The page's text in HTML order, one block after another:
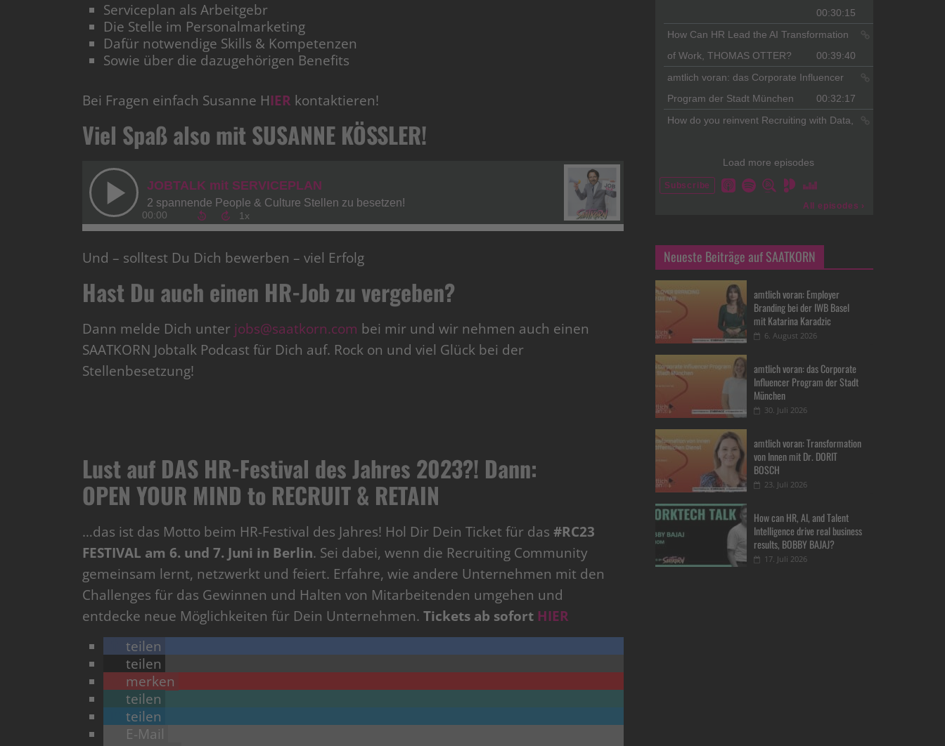
Serviceplan als Arbeitgebr
Die Stelle im Personalmarketing
Dafür notwendige Skills & Kompetenzen
Sowie über die dazugehörigen Benefits
Bei Fragen einfach Susanne HIER kontaktieren!
Viel Spaß also mit SUSANNE KÖSSLER!
Und – solltest Du Dich bewerben – viel Erfolg
Hast Du auch einen HR-Job zu vergeben?
Dann melde Dich unter jobs@saatkorn.com bei mir und wir nehmen auch einen
SAATKORN Jobtalk Podcast für Dich auf. Rock on und viel Glück bei der
Stellenbesetzung!
Lust auf DAS HR-Festival des Jahres 2023?! Dann:
OPEN YOUR MIND to RECRUIT & RETAIN
…das ist das Motto beim HR-Festival des Jahres! Hol Dir Dein Ticket für das #RC23
FESTIVAL am 6. und 7. Juni in Berlin. Sei dabei, wenn die Recruiting Community
gemeinsam lernt, netzwerkt und feiert. Erfahre, wie andere Unternehmen mit den
Challenges für das Gewinnen und Halten von Mitarbeitenden umgehen und
entdecke neue Möglichkeiten für Dein Unternehmen. Tickets ab sofort HIER
teilen
teilen
merken
teilen
teilen
E-Mail
Neueste Beiträge auf SAATKORN
amtlich voran: Employer
Branding bei der IWB Basel
mit Katarina Karadzic
6. August 2026
amtlich voran: das Corporate
Influencer Program der Stadt
München
30. Juli 2026
amtlich voran: Transformation
von Innen mit Dr. DORIT
BOSCH
23. Juli 2026
How can HR, AI, and Talent
Intelligence drive real business
results, BOBBY BAJAJ?
17. Juli 2026